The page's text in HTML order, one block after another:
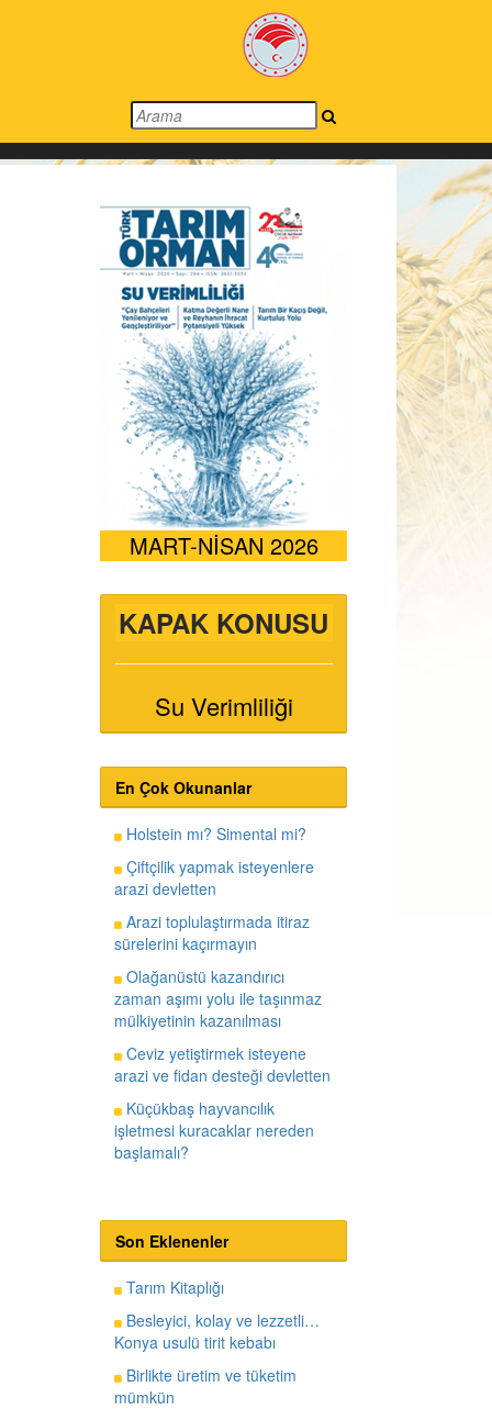
MART-NİSAN 2026
KAPAK KONUSU
Su Verimliliği
En Çok Okunanlar
Holstein mı? Simental mi?
Çiftçilik yapmak isteyenlere
arazi devletten
Arazi toplulaştırmada itiraz
sürelerini kaçırmayın
Olağanüstü kazandırıcı
zaman aşımı yolu ile taşınmaz
mülkiyetinin kazanılması
Ceviz yetiştirmek isteyene
arazi ve fidan desteği devletten
Küçükbaş hayvancılık
işletmesi kuracaklar nereden
başlamalı?
Son Eklenenler
Tarım Kitaplığı
Besleyici, kolay ve lezzetli…
Konya usulü tirit kebabı
Birlikte üretim ve tüketim
mümkün